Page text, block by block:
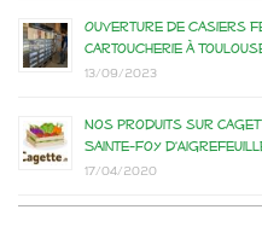
Ouverture de casiers
Cartoucherie à
13/09/2023
Nos produits sur
Sainte-Foy
17/04/2020